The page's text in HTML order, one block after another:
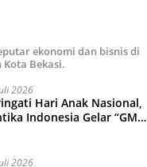
ekonomi dan bisnis di
Kota Bekasi.
2026
Hari Anak Nasional,
Indonesia Gelar “GM
2026